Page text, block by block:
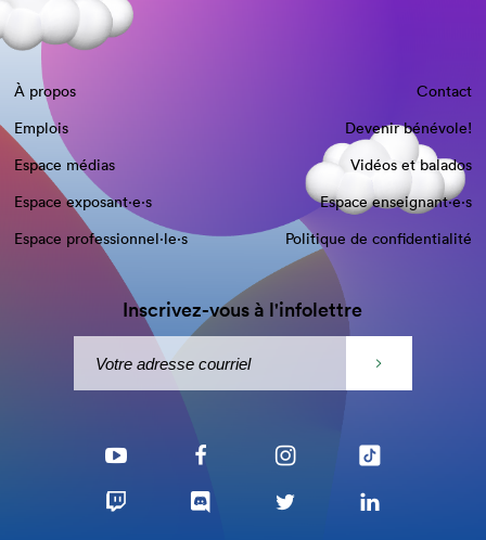
À propos
Contact
Emplois
Devenir bénévole!
Espace médias
Vidéos et balados
Espace exposant·e⋅s
Espace enseignant·e⋅s
Espace professionnel·le⋅s
Politique de confidentialité
Inscrivez-vous à l'infolettre